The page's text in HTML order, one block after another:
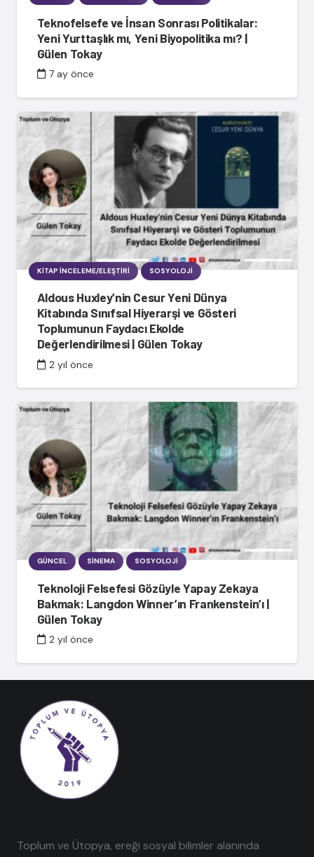
Teknofelsefe ve İnsan Sonrası Politikalar:
Yeni Yurttaşlık mı, Yeni Biyopolitika mı? |
Gülen Tokay
7 ay önce
KITAP İNCELEME/ELEŞTIRI SOSYOLOJI
Aldous Huxley’nin Cesur Yeni Dünya
Kitabında Sınıfsal Hiyerarşi ve Gösteri
Toplumunun Faydacı Ekolde
Değerlendirilmesi | Gülen Tokay
2 yıl önce
GÜNCEL SINEMA SOSYOLOJI
Teknoloji Felsefesi Gözüyle Yapay Zekaya
Bakmak: Langdon Winner’ın Frankenstein’ı |
Gülen Tokay
2 yıl önce
Toplum ve Ütopya, ereği sosyal bilimler alanında